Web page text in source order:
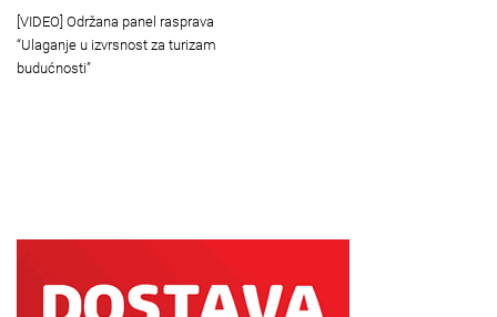
[VIDEO] Održana panel rasprava
“Ulaganje u izvrsnost za turizam
budućnosti”